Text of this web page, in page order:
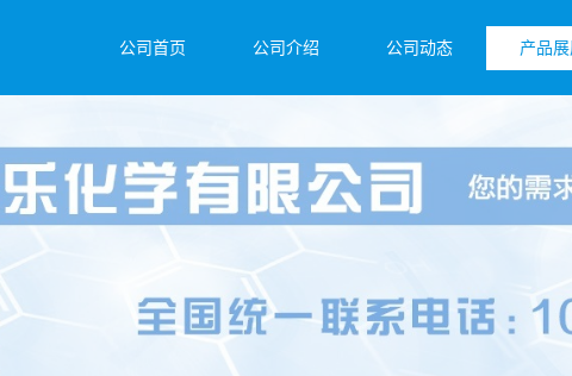
公司首页 公司介绍 公司动态 产品